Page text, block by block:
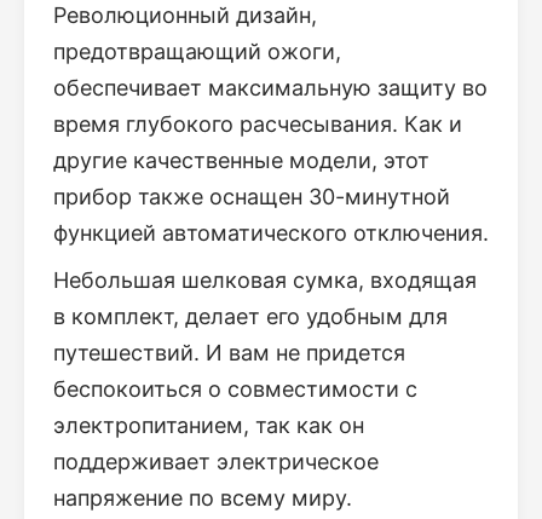
Революционный дизайн,
предотвращающий ожоги,
обеспечивает максимальную защиту во
время глубокого расчесывания. Как и
другие качественные модели, этот
прибор также оснащен 30-минутной
функцией автоматического отключения.
Небольшая шелковая сумка, входящая
в комплект, делает его удобным для
путешествий. И вам не придется
беспокоиться о совместимости с
электропитанием, так как он
поддерживает электрическое
напряжение по всему миру.